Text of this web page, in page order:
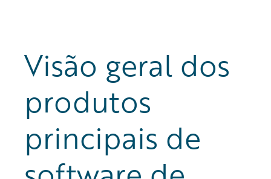
Visão geral dos
produtos
principais de